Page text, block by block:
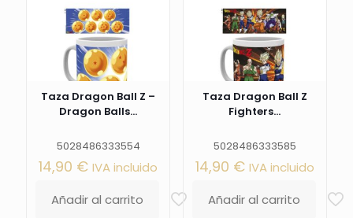
Taza Dragon Ball Z –
Dragon Balls...
5028486333554
14,90 € IVA incluido
Añadir al carrito
Taza Dragon Ball Z
Fighters...
5028486333585
14,90 € IVA incluido
Añadir al carrito